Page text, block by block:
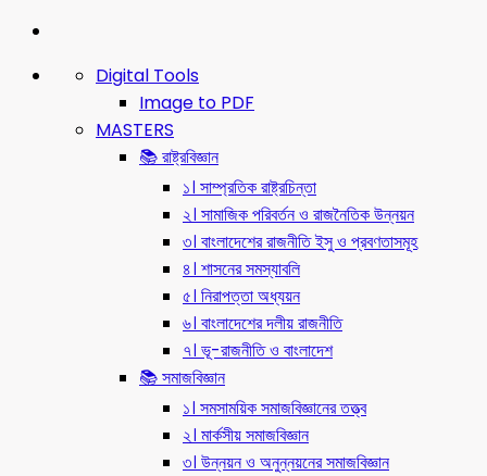
Digital Tools
Image to PDF
MASTERS
📚 রাষ্ট্রবিজ্ঞান
১। সাম্প্রতিক রাষ্ট্রচিন্তা
২। সামাজিক পরিবর্তন ও রাজনৈতিক উন্নয়ন
৩। বাংলাদেশের রাজনীতি ইসু ও প্রবণতাসমূহ
৪। শাসনের সমস্যাবলি
৫। নিরাপত্তা অধ্যয়ন
৬। বাংলাদেশের দলীয় রাজনীতি
৭। ভূ-রাজনীতি ও বাংলাদেশ
📚 সমাজবিজ্ঞান
১। সমসাময়িক সমাজবিজ্ঞানের তত্ত্ব
২। মার্কসীয় সমাজবিজ্ঞান
৩। উন্নয়ন ও অনুন্নয়নের সমাজবিজ্ঞান